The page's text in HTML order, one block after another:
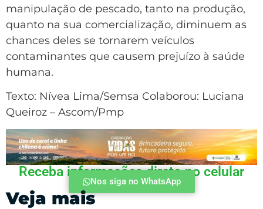
manipulação de pescado, tanto na produção,
quanto na sua comercialização, diminuem as
chances deles se tornarem veículos
contaminantes que causem prejuízo à saúde
humana.
Texto: Nívea Lima/Semsa Colaborou: Luciana
Queiroz – Ascom/Pmp
Receba informações direto no celular
Nos siga no WhatsApp
Veja mais